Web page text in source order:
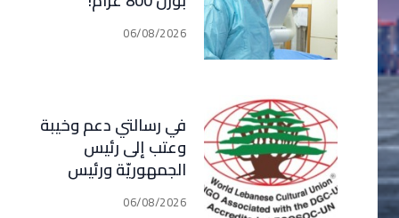
06/08/2026
في رسالتي دعم وخيبة
وعتب إلى رئيس
الجمهوريّة ورئيس
مجلس الوزراء .. رئيس
06/08/2026